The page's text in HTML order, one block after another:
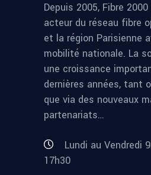
Depuis 2005, Fibre
acteur du réseau fibre
et la région Parisienne
mobilité nationale. La
une croissance
dernières années, tant
que via des nouveaux
partenariats…
Lundi au Vendredi
17h30